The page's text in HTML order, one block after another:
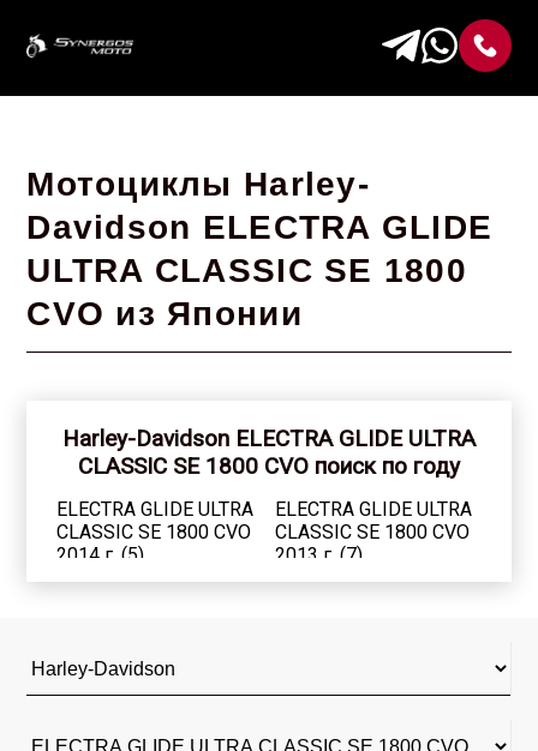
Мотоциклы Harley-
Davidson ELECTRA GLIDE
ULTRA CLASSIC SE 1800
CVO из Японии
Harley-Davidson ELECTRA GLIDE ULTRA
CLASSIC SE 1800 CVO поиск по году
ELECTRA GLIDE ULTRA
CLASSIC SE 1800 CVO
2014 г. (5)
ELECTRA GLIDE ULTRA
CLASSIC SE 1800 CVO
2013 г. (7)
ELECTRA GLIDE ULTRA
ELECTRA GLIDE ULTRA
ELECTRA GLIDE ULTRA
CLASSIC SE 1800 CVO
CLASSIC SE 1800 CVO